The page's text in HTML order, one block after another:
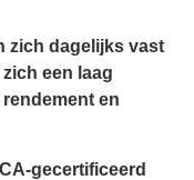
zich dagelijks vast
een laag
en
gecertificeerd